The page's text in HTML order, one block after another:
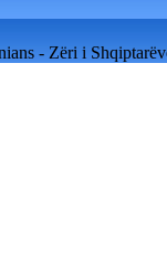
- Zëri i